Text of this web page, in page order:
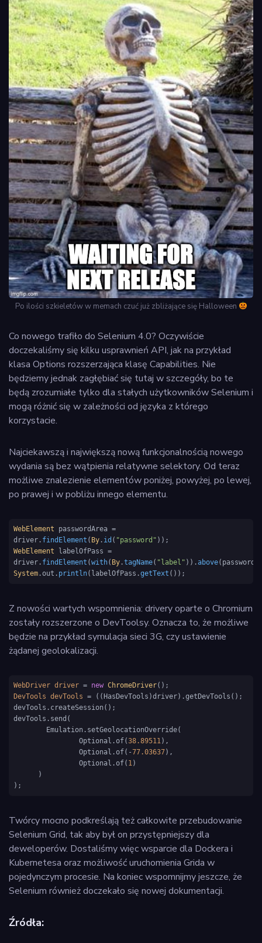
Po ilości szkieletów w memach czuć już zbliżające się Halloween
Co nowego trafiło do Selenium 4.0? Oczywiście
doczekaliśmy się kilku usprawnień API, jak na przykład
klasa Options rozszerzająca klasę Capabilities. Nie
będziemy jednak zagłębiać się tutaj w szczegóły, bo te
będą zrozumiałe tylko dla stałych użytkowników Selenium i
mogą różnić się w zależności od języka z którego
korzystacie.
Najciekawszą i największą nową funkcjonalnością nowego
wydania są bez wątpienia relatywne selektory. Od teraz
możliwe znalezienie elementów poniżej, powyżej, po lewej,
po prawej i w pobliżu innego elementu.
WebElement passwordArea =
driver. findElement ( By . id ( "password"
WebElement labelOfPass =
driver. findElement (with( By .tagName( "label" )).above
System .out . println(labelOfPass.getText ());
Z nowości wartych wspomnienia: drivery oparte o Chromium
zostały rozszerzone o DevToolsy. Oznacza to, że możliwe
będzie na przykład symulacja sieci 3G, czy ustawienie
żądanej geolokalizacji.
WebDriver driver = new ChromeDriver
DevTools devTools = ((HasDevTools)driver).getDevTools();
devTools.createSession();
devTools.send(
                Optional.of(
38.89511),
                Optional.of(-
77.03637),
                Optional.of(
1)
);
Twórcy mocno podkreślają też całkowite przebudowanie
Selenium Grid, tak aby był on przystępniejszy dla
deweloperów. Dostaliśmy więc wsparcie dla Dockera i
Kubernetesa oraz możliwość uruchomienia Grida w
pojedynczym procesie. Na koniec wspomnijmy jeszcze, że
Selenium również doczekało się nowej dokumentacji.
Źródła: